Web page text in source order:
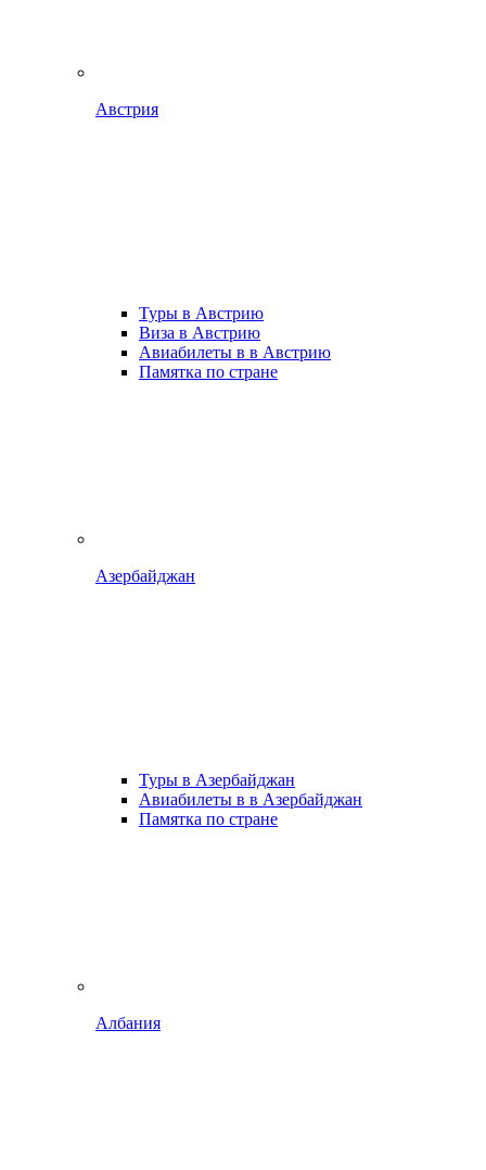
Австрия
Туры в Австрию
Виза в Австрию
Авиабилеты в в Австрию
Памятка по стране
Азербайджан
Туры в Азербайджан
Авиабилеты в в Азербайджан
Памятка по стране
Албания